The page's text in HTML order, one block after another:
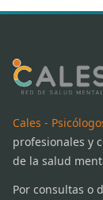
Cales -
profesionales y
de la salud
Por consultas o